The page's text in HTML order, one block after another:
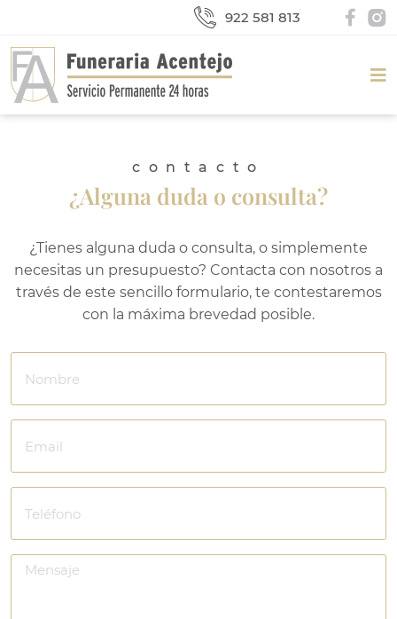
922 581 813
contacto
¿Alguna duda o consulta?
¿Tienes alguna duda o consulta, o simplemente
necesitas un presupuesto? Contacta con nosotros a
través de este sencillo formulario, te contestaremos
con la máxima brevedad posible.